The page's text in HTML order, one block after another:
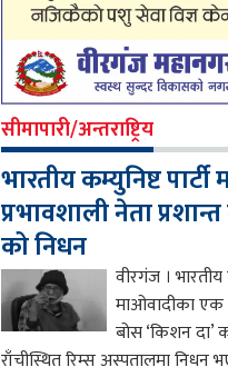
सीमापारी/अन्तराष्ट्रिय
भारतीय कम्युनिष्ट
प्रभावशाली नेता
को निधन
वीरगंज । भारतीय
माओवादीका एक
बोस ‘किशन दा’
राँचीस्थित रिम्स अस्पतालमा निधन